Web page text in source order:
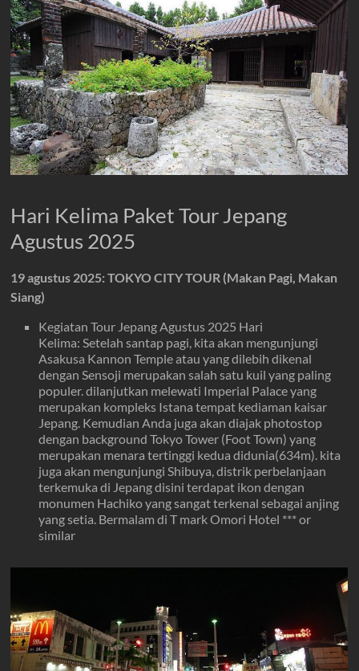
Hari Kelima Paket Tour Jepang
Agustus 2025
19 agustus 2025: TOKYO CITY TOUR (Makan Pagi, Makan
Siang)
Kegiatan Tour Jepang Agustus 2025 Hari
Kelima: Setelah santap pagi, kita akan mengunjungi
Asakusa Kannon Temple atau yang dilebih dikenal
dengan Sensoji merupakan salah satu kuil yang paling
populer. dilanjutkan melewati Imperial Palace yang
merupakan kompleks Istana tempat kediaman kaisar
Jepang. Kemudian Anda juga akan diajak photostop
dengan background Tokyo Tower (Foot Town) yang
merupakan menara tertinggi kedua didunia(634m). kita
juga akan mengunjungi Shibuya, distrik perbelanjaan
terkemuka di Jepang disini terdapat ikon dengan
monumen Hachiko yang sangat terkenal sebagai anjing
yang setia. Bermalam di T mark Omori Hotel *** or
similar